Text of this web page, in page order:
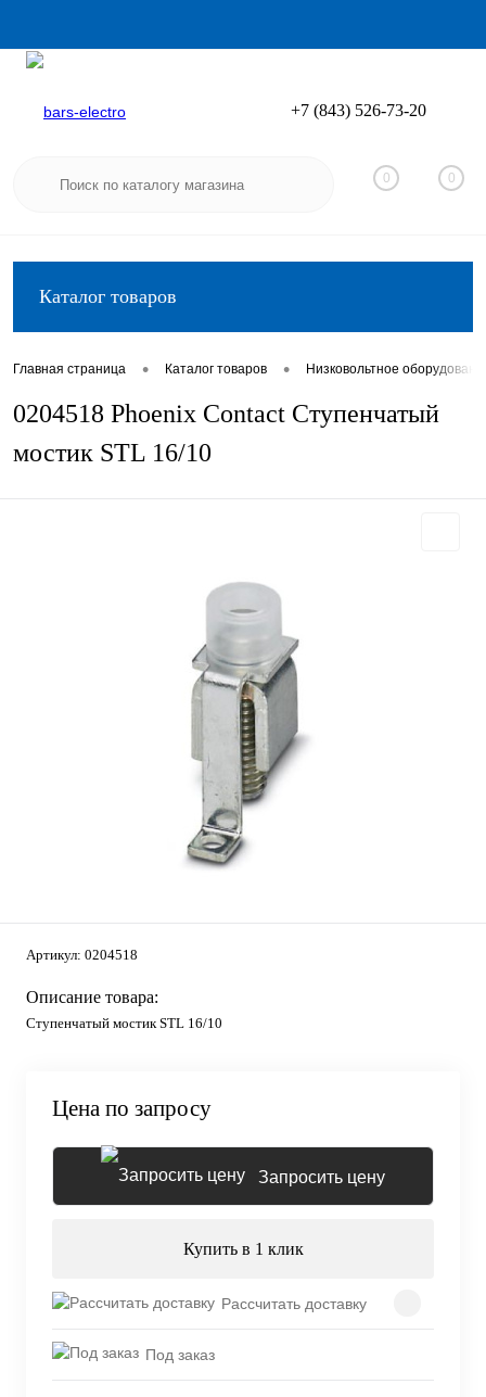
Вход
+7 (843) 526-73-20
0 0
Каталог товаров
Главная страница • Каталог товаров • Низковольтное
0204518 Phoenix Contact Ступенчатый
мостик STL 16/10
Артикул: 0204518
Описание товара:
Ступенчатый мостик STL 16/10
Цена по запросу
Запросить цену
Купить в 1 клик
Рассчитать доставку
Под заказ